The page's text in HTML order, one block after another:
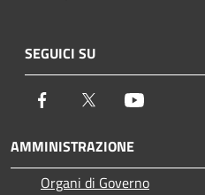
SEGUICI SU
Facebook Twitter
AMMINISTRAZIONE
Organi di Governo